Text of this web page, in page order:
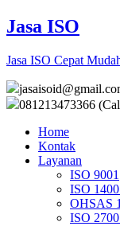
Jasa ISO
Jasa ISO Cepat
081213473366
Home
Kontak
Layanan
ISO 9001
ISO
OHSAS
ISO